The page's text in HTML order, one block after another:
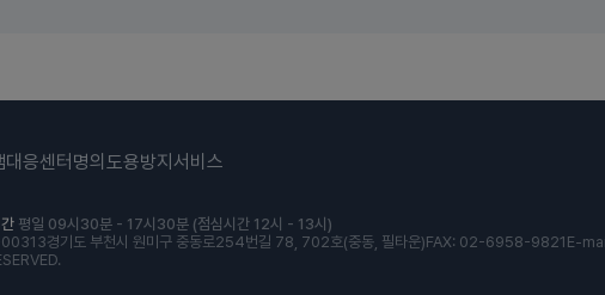
응센터 명의도용방지서비스
평일 09시30분 - 17시30분 (점심시간 12시 - 13시)
00313경기도 부천시 원미구 중동로254번길 78, 702호(중동, 필타운)FAX: 02-6958-9821 E-